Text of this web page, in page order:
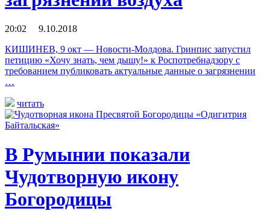
20:02 9.10.2018
КИШИНЕВ, 9 окт — Новости-Молдова. Гринпис запустил
петицию «Хочу знать, чем дышу!» к Роспотребнадзору с
требованием публиковать актуальные данные о загрязнении
…
читать
В Румынии показали
Чудотворную икону
Богородицы